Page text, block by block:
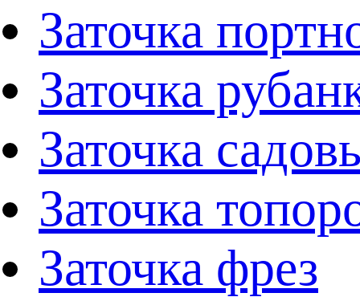
Заточка
Заточка
Заточка
Заточка
Заточка фрез